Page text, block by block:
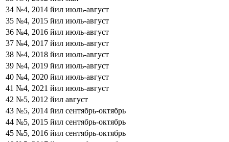
34 №4, 2014 йил июль-август
35 №4, 2015 йил июль-август
36 №4, 2016 йил июль-август
37 №4, 2017 йил июль-август
38 №4, 2018 йил июль-август
39 №4, 2019 йил июль-август
40 №4, 2020 йил июль-август
41 №4, 2021 йил июль-август
42 №5, 2012 йил август
43 №5, 2014 йил сентябрь-октябрь
44 №5, 2015 йил сентябрь-октябрь
45 №5, 2016 йил сентябрь-октябрь